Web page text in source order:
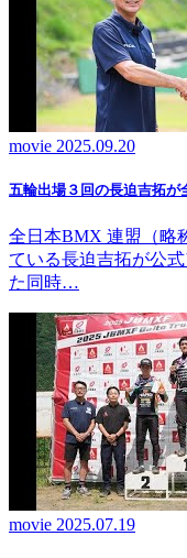
movie 2025.09.20
五輪出場３回の長迫吉拓
全日本BMX 連盟（略
ている長迫吉拓が公
た同時…
movie 2025.07.19